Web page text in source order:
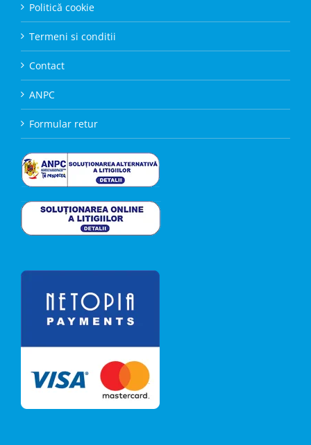
Politică cookie
Termeni si conditii
Contact
ANPC
Formular retur